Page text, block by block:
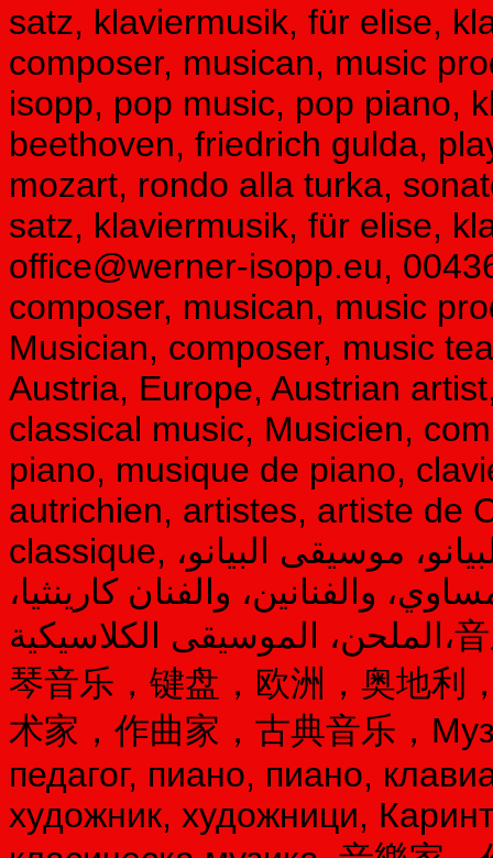
satz, klaviermusik, für elise,
composer, musican, music
isopp, pop music, pop piano,
beethoven, friedrich gulda,
mozart, rondo alla turka,
satz, klaviermusik, für elise,
office@werner-isopp.eu,
composer, musican, music
Musician, composer, music
Austria, Europe, Austrian
classical music, Musicien,
piano, musique de piano,
autrichien, artistes, artiste de
classique, موسيقي، ملحن، مدرس الموسيقى، البيانو، موسيقى البيانو،
والفنانين، والفنان كارينثيا،
الملحن، الموسيقى الكلاسيكية،音乐家，作曲家，音乐教师，钢琴，钢
琴音乐，键盘，欧洲，奥地利
术家，作曲家，古典音乐，
педагог, пиано, пиано,
художник, художници,